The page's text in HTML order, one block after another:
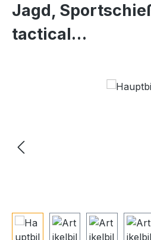
Jagd,
tactical…
Bildergalerie überspringen